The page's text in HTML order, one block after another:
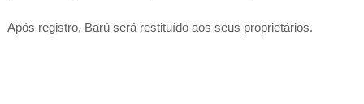
Após registro, Barú será restituído aos seus proprietários.